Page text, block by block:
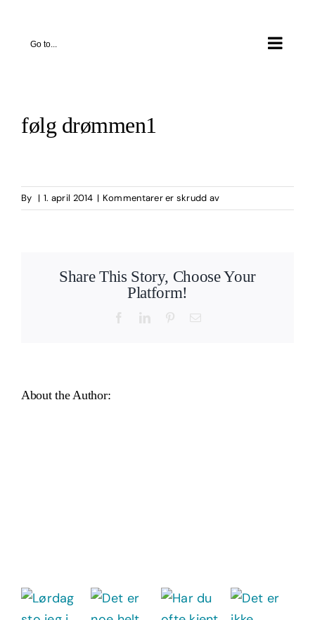
content
Go to...
følg drømmen1
By | 1. april 2014 | Kommentarer er skrudd avfor
følg
Share This Story, Choose Your
Platform!
FacebookLinkedInPinterestEmail
About the Author: